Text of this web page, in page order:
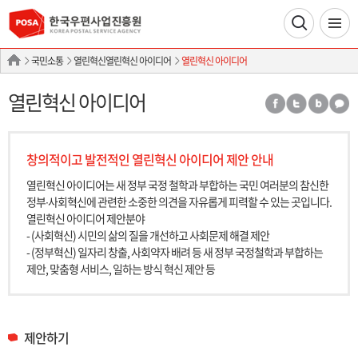
국민소통 열린혁신열린혁신 아이디어 열린혁신 아이디어
열린혁신 아이디어
창의적이고 발전적인 열린혁신 아이디어 제안 안내
열린혁신 아이디어는 새 정부 국정 철학과 부합하는 국민 여러분의 참신한
정부∙사회혁신에 관련한 소중한 의견을 자유롭게 피력할 수 있는 곳입니다.
열린혁신 아이디어 제안분야
- (사회혁신) 시민의 삶의 질을 개선하고 사회문제 해결 제안
- (정부혁신) 일자리 창출, 사회약자 배려 등 새 정부 국정철학과 부합하는
제안, 맞춤형 서비스, 일하는 방식 혁신 제안 등
제안하기